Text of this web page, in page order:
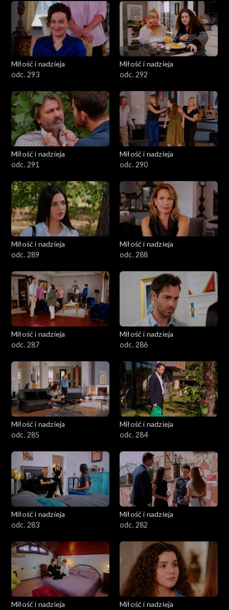
Miłość i nadzieja
odc. 293
Miłość i nadzieja
odc. 292
Miłość i nadzieja
odc. 291
Miłość i nadzieja
odc. 290
Miłość i nadzieja
odc. 289
Miłość i nadzieja
odc. 288
Miłość i nadzieja
odc. 287
Miłość i nadzieja
odc. 286
Miłość i nadzieja
odc. 285
Miłość i nadzieja
odc. 284
Miłość i nadzieja
odc. 283
Miłość i nadzieja
odc. 282
Miłość i nadzieja
Miłość i nadzieja